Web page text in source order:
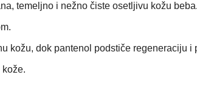
temeljno i nežno čiste osetljivu kožu beba.
kožu, dok pantenol podstiče regeneraciju i